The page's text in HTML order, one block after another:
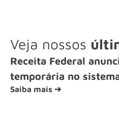
Veja nossos
Receita Federal
temporária no
Saiba mais ➔